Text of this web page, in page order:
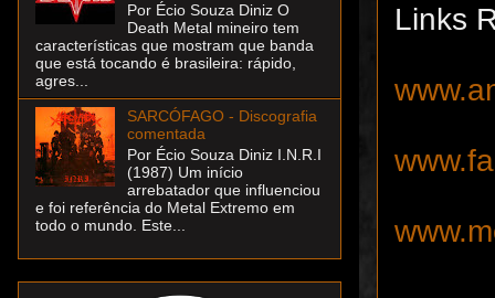
Links
Por Écio Souza Diniz O
Death Metal mineiro tem
características que mostram que banda
que está tocando é brasileira: rápido,
agres...
SARCÓFAGO - Discografia
comentada
Por Écio Souza Diniz I.N.R.I
(1987) Um início
arrebatador que influenciou
e foi referência do Metal Extremo em
todo o mundo. Este...